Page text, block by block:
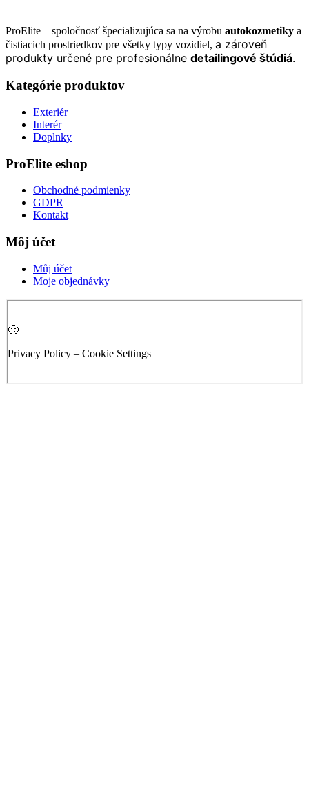
ProElite – spoločnosť špecializujúca sa na výrobu autokozmetiky a
čistiacich prostriedkov pre všetky typy vozidiel, a zároveň
produkty určené pre profesionálne detailingové štúdiá.
Kategórie produktov
Exteriér
Interér
Doplnky
ProElite eshop
Obchodné podmienky
GDPR
Kontakt
Môj účet
Můj účet
Moje objednávky
🙂
Privacy Policy – Cookie Settings